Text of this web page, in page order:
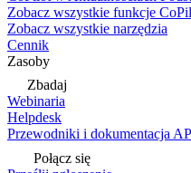
Zobacz wszystkie funkcje
Zobacz wszystkie narzędzia
Cennik
Zasoby
Zbadaj
Webinaria
Helpdesk
Przewodniki i dokumentacja
Połącz się